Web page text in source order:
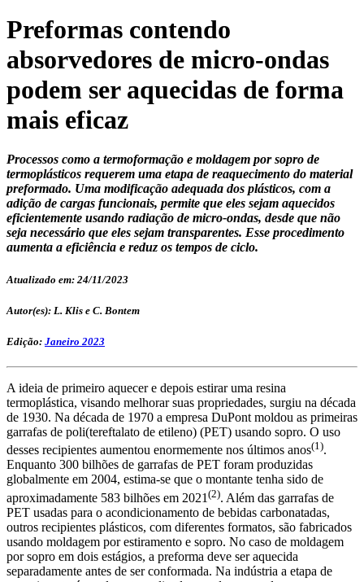
Preformas contendo
absorvedores de micro-ondas
podem ser aquecidas de forma
mais eficaz
Processos como a termoformação e moldagem por sopro de
termoplásticos requerem uma etapa de reaquecimento do material
preformado. Uma modificação adequada dos plásticos, com a
adição de cargas funcionais, permite que eles sejam aquecidos
eficientemente usando radiação de micro-ondas, desde que não
seja necessário que eles sejam transparentes. Esse procedimento
aumenta a eficiência e reduz os tempos de ciclo.
Atualizado em: 24/11/2023
Autor(es): L. Klis e C. Bontem
Edição: Janeiro 2023
A ideia de primeiro aquecer e depois estirar uma resina
termoplástica, visando melhorar suas propriedades, surgiu na década
de 1930. Na década de 1970 a empresa DuPont moldou as primeiras
garrafas de poli(tereftalato de etileno) (PET) usando sopro. O uso
desses recipientes aumentou enormemente nos últimos anos(1).
Enquanto 300 bilhões de garrafas de PET foram produzidas
globalmente em 2004, estima-se que o montante tenha sido de
aproximadamente 583 bilhões em 2021 (2). Além das garrafas de
PET usadas para o acondicionamento de bebidas carbonatadas,
outros recipientes plásticos, com diferentes formatos, são fabricados
usando moldagem por estiramento e sopro. No caso de moldagem
por sopro em dois estágios, a preforma deve ser aquecida
separadamente antes de ser conformada. Na indústria a etapa de